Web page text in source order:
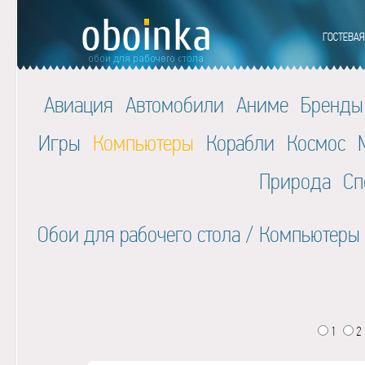
Авиация Автомобили Аниме Бренды
Игры Компьютеры Корабли Космос
Природа
Обои для рабочего стола/ Компьютеры
1 2